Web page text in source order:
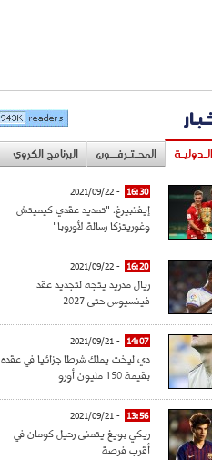
المحـتـرفــون البرنامج الكروي
16:30
- 2021/09/22
إيفنبيرغ: "تمديد عقدي كيميتش
وغوريتزكا رسالة لأوروبا"
16:20
- 2021/09/22
ريال مدريد يتجه لتجديد عقد
فينسيوس حتى 2027
14:07
- 2021/09/21
دي ليخت يملك شرطا جزائيا في عقده
بقيمة 150 مليون أورو
13:56
- 2021/09/21
ريكي بويغ يتمنى رحيل كومان في
أقرب فرصة